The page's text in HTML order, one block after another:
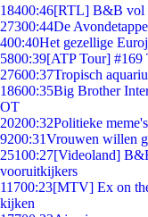
18400:46[RTL] B&B vol
27300:44De
400:40Het gezellige
5800:39[ATP Tour] #169
27600:37Tropisch
18600:35Big Brother
OT
20200:32Politieke
9200:31Vrouwen willen
25100:27[Videoland]
vooruitkijkers
11700:23[MTV] Ex on
kijken